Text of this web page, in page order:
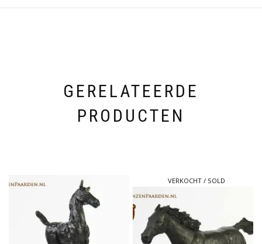
GERELATEERDE
PRODUCTEN
VERKOCHT / SOLD